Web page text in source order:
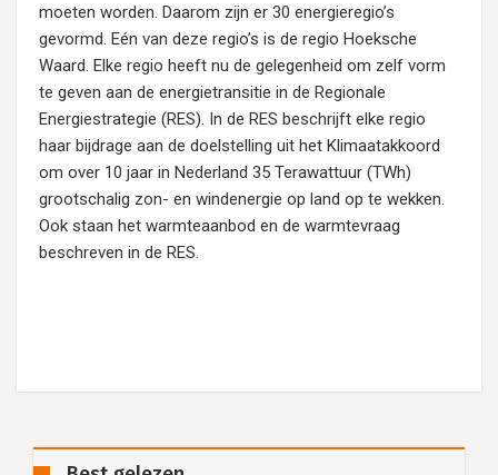
moeten worden. Daarom zijn er 30 energieregio’s
gevormd. Eén van deze regio’s is de regio Hoeksche
Waard. Elke regio heeft nu de gelegenheid om zelf vorm
te geven aan de energietransitie in de Regionale
Energiestrategie (RES). In de RES beschrijft elke regio
haar bijdrage aan de doelstelling uit het Klimaatakkoord
om over 10 jaar in Nederland 35 Terawattuur (TWh)
grootschalig zon- en windenergie op land op te wekken.
Ook staan het warmteaanbod en de warmtevraag
beschreven in de RES.